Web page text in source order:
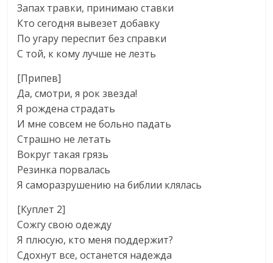
Запах травки, принимаю ставки
Кто сегодня вывезет добавку
По угару переспит без справки
С той, к кому лучше не лезть
[Припев]
Да, смотри, я рок звезда!
Я рождена страдать
И мне совсем не больно падать
Страшно не летать
Вокруг такая грязь
Резинка порвалась
Я саморазрушению на библии клялась
[Куплет 2]
Сожгу свою одежду
Я плюсую, кто меня поддержит?
Сдохнут все, останется надежда